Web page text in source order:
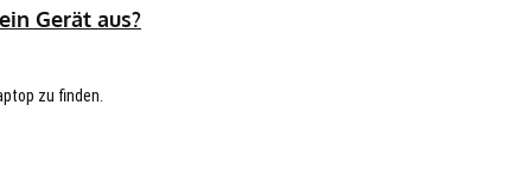
Gerät aus?
zu finden.